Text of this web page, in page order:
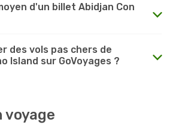
d'un billet Abidjan Con
des vols pas chers de
Island sur GoVoyages ?
voyage